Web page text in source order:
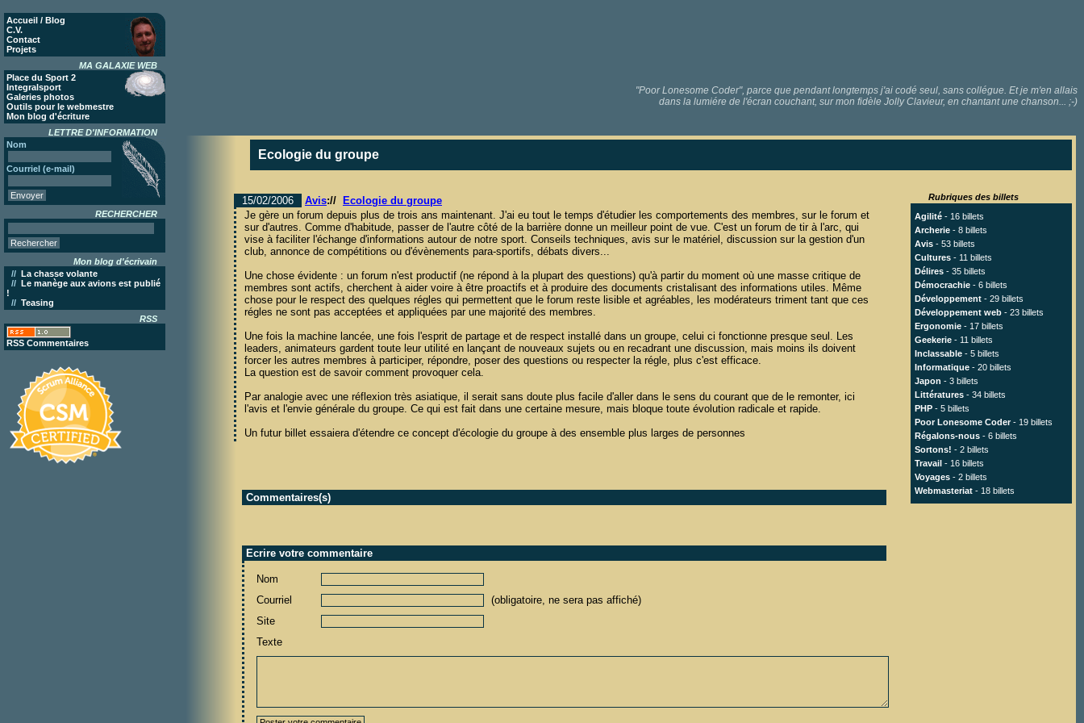
Accueil / Blog
C.V.
Contact
Projets
MA GALAXIE WEB
Place du Sport 2
Integralsport
Galeries photos
Outils pour le webmestre
Mon blog d'écriture
LETTRE D'INFORMATION
Nom
Courriel (e-mail)
RECHERCHER
Mon blog d'écrivain
// La chasse volante
// Le manège aux avions est publié
!
// Teasing
RSS
RSS Commentaires
"Poor Lonesome Coder", parce que pendant longtemps j'ai codé seul, sans collégue. Et je m'en allais
dans la lumiére de l'écran couchant, sur mon fidèle Jolly Clavieur, en chantant une chanson... ;-)
Ecologie du groupe
15/02/2006 Avis://
Ecologie du groupe
Je gère un forum depuis plus de trois ans maintenant. J'ai eu tout le temps d'étudier les comportements des membres, sur le forum et
sur d'autres. Comme d'habitude, passer de l'autre côté de la barrière donne un meilleur point de vue. C'est un forum de tir à l'arc, qui
vise à faciliter l'échange d'informations autour de notre sport. Conseils techniques, avis sur le matériel, discussion sur la gestion d'un
club, annonce de compétitions ou d'évènements para-sportifs, débats divers...
Une chose évidente : un forum n'est productif (ne répond à la plupart des questions) qu'à partir du moment où une masse critique de
membres sont actifs, cherchent à aider voire à être proactifs et à produire des documents cristalisant des informations utiles. Même
chose pour le respect des quelques régles qui permettent que le forum reste lisible et agréables, les modérateurs triment tant que ces
régles ne sont pas acceptées et appliquées par une majorité des membres.
Une fois la machine lancée, une fois l'esprit de partage et de respect installé dans un groupe, celui ci fonctionne presque seul. Les
leaders, animateurs gardent toute leur utilité en lançant de nouveaux sujets ou en recadrant une discussion, mais moins ils doivent
forcer les autres membres à participer, répondre, poser des questions ou respecter la régle, plus c'est efficace.
La question est de savoir comment provoquer cela.
Par analogie avec une réflexion très asiatique, il serait sans doute plus facile d'aller dans le sens du courant que de le remonter, ici
l'avis et l'envie générale du groupe. Ce qui est fait dans une certaine mesure, mais bloque toute évolution radicale et rapide.
Un futur billet essaiera d'étendre ce concept d'écologie du groupe à des ensemble plus larges de personnes
Rubriques des billets
Agilité - 16 billets
Archerie - 8 billets
Avis - 53 billets
Cultures - 11 billets
Délires - 35 billets
Démocrachie - 6 billets
Développement - 29 billets
Développement web - 23 billets
Ergonomie - 17 billets
Geekerie - 11 billets
Inclassable - 5 billets
Informatique - 20 billets
Japon - 3 billets
Littératures - 34 billets
PHP - 5 billets
Poor Lonesome Coder- 19 billets
Régalons-nous - 6 billets
Sortons! - 2 billets
Travail - 16 billets
Voyages - 2 billets
Webmasteriat - 18 billets
Commentaires(s)
Ecrire votre commentaire
Nom
Courriel
(obligatoire, ne sera pas affiché)
Site
Texte